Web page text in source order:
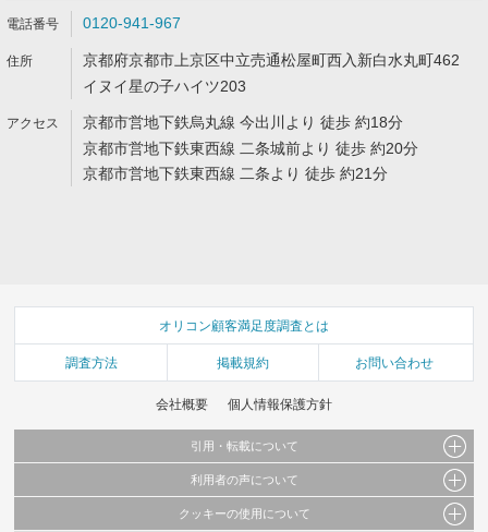
0120-941-967
京都府京都市上京区中立売通松屋町西入新白水丸町462
イヌイ星の子ハイツ203
京都市営地下鉄烏丸線 今出川より 徒歩 約18分
京都市営地下鉄東西線 二条城前より 徒歩 約20分
京都市営地下鉄東西線 二条より 徒歩 約21分
オリコン顧客満足度調査とは
調査方法 掲載規約 お問い合わせ
会社概要 個人情報保護方針
引用・転載について
当サイトで公開されている情報（文字、写真、イラスト、画像データ等）及びこれらの配
これらの情報を権利者の許可なく無断転載・複製などの二次利用を行うことは固く禁じて
利用者の声について
当サイトに掲載している内容はすべてサービスの利用者が提出された見解・感想です。
クッキーの使用について